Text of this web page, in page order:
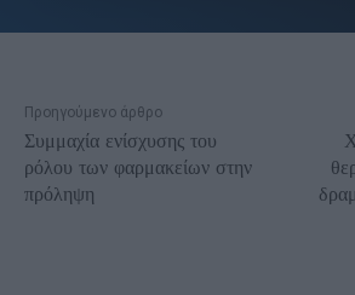
Προηγούμενο άρθρο
Συμμαχία ενίσχυσης του
ρόλου των φαρμακείων στην
πρόληψη